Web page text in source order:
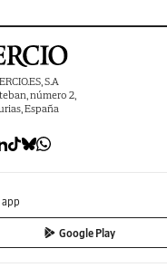
S.A
número 2,
España
app
Google Play